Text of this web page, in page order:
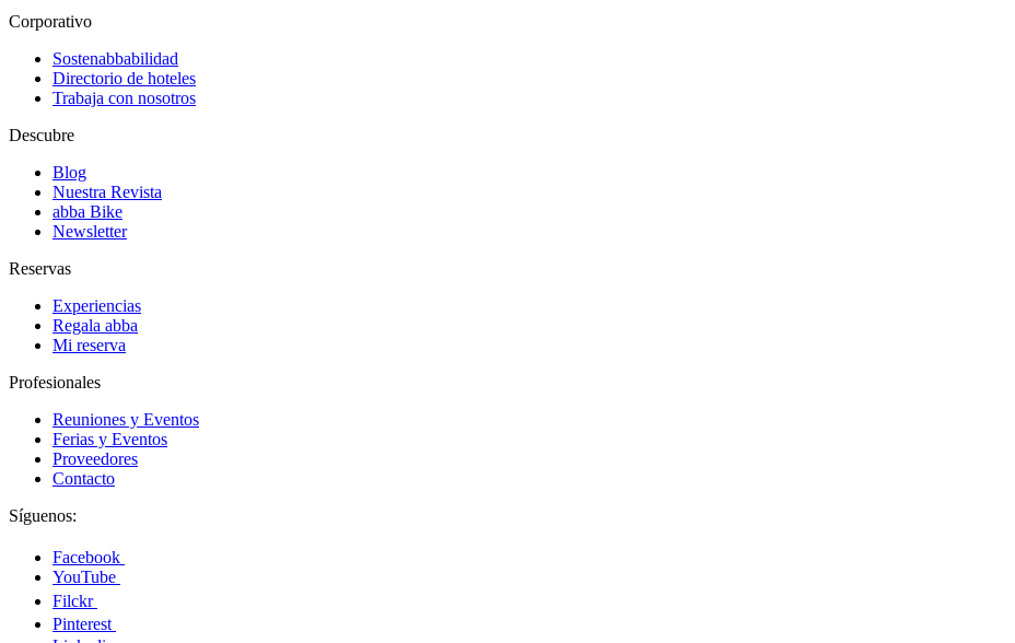
Corporativo
Sostenabbabilidad
Directorio de hoteles
Trabaja con nosotros
Descubre
Blog
Nuestra Revista
abba Bike
Newsletter
Reservas
Experiencias
Regala abba
Mi reserva
Profesionales
Reuniones y Eventos
Ferias y Eventos
Proveedores
Contacto
Síguenos:
Facebook
YouTube
Filckr
Pinterest